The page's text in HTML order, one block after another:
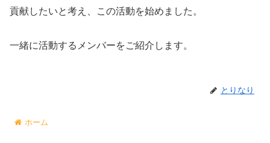
貢献したいと考え、この活動を始めました。
一緒に活動するメンバーをご紹介します。
とりなり
ホーム